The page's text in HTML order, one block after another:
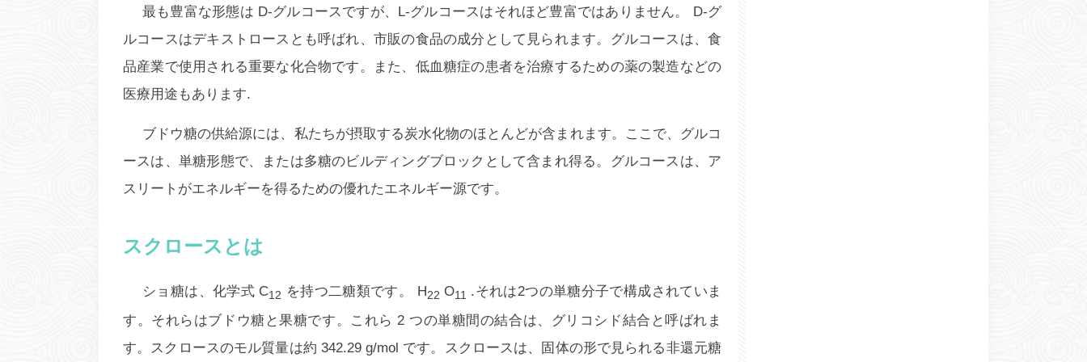
最も豊富な形態は D-グルコースですが、L-グルコースはそれほど豊富ではありません。 D-グ
ルコースはデキストロースとも呼ばれ、市販の食品の成分として見られます。グルコースは、食
品産業で使用される重要な化合物です。また、低血糖症の患者を治療するための薬の製造などの
医療用途もあります.
ブドウ糖の供給源には、私たちが摂取する炭水化物のほとんどが含まれます。ここで、グルコ
ースは、単糖形態で、または多糖のビルディングブロックとして含まれ得る。グルコースは、ア
スリートがエネルギーを得るための優れたエネルギー源です。
スクロースとは
ショ糖は、化学式 C12 を持つ二糖類です。 H22 O11 .それは2つの単糖分子で構成されていま
す。それらはブドウ糖と果糖です。これら 2 つの単糖間の結合は、グリコシド結合と呼ばれま
す。スクロースのモル質量は約 342.29 g/mol です。スクロースは、固体の形で見られる非還元糖